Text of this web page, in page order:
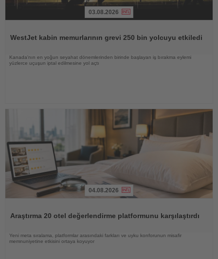
03.08.2026
WestJet kabin memurlarının grevi 250 bin yolcuyu etkiledi
Kanada'nın en yoğun seyahat dönemlerinden birinde başlayan iş bırakma eylemi
yüzlerce uçuşun iptal edilmesine yol açtı
04.08.2026
Araştırma 20 otel değerlendirme platformunu karşılaştırdı
Yeni meta sıralama, platformlar arasındaki farkları ve uyku konforunun misafir
memnuniyetine etkisini ortaya koyuyor